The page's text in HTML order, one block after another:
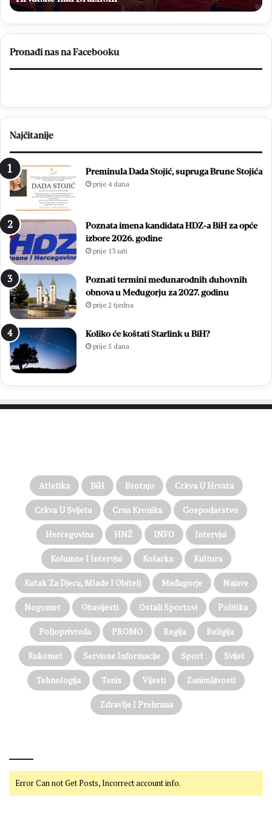
dresu
14
Pronađi nas na Facebooku
Najčitanije
Preminula Dada Stojić, supruga Brune Stojića
prije 4 dana
Poznata imena kandidata HDZ-a BiH za opće
izbore 2026. godine
prije 13 sati
Poznati termini međunarodnih duhovnih
obnova u Međugorju za 2027. godinu
prije 2 tjedna
Koliko će koštati Starlink u BiH?
prije 5 dana
Atletika BiH Brotnjo Crkva U Hrvata
Crkva U Svijetu Crna Kronika Gospodarstvo
Hercegovina HNŽ INFO Intervjui
Kolumne I Intervjui Košarka Kultura
Kutak Za Djecu, Mlade I Obitelj Međugorje Najave
Nogomet Obavijesti Ostali Sportovi Politika
Poljoprivreda PROMO Regija Religija
Rukomet Servisne Informacije Sport Svijet
Tehnologija Tenis Vijesti Zanimljivosti
Zdravlje I Prehrana
Error Can not Get Posts, Incorrect account info.